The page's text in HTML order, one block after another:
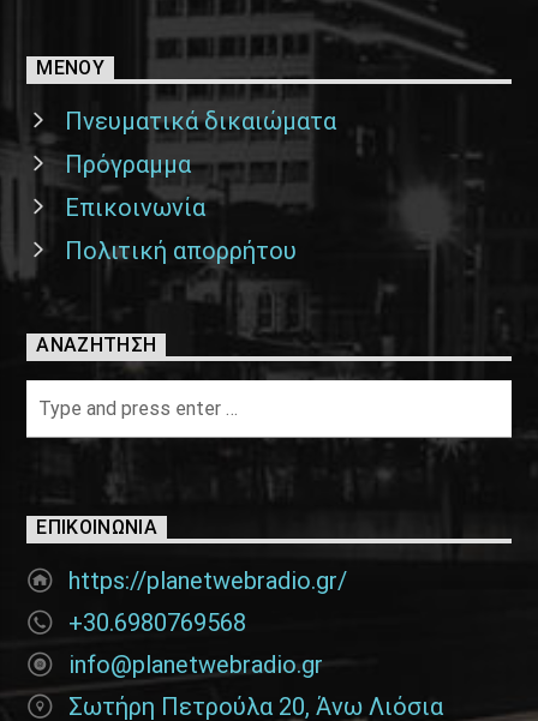
ΜΕΝΟΥ
Πνευματικά δικαιώματα
Πρόγραμμα
Επικοινωνία
Πολιτική απορρήτου
ΑΝΑΖΉΤΗΣΗ
ΕΠΙΚΟΙΝΩΝΊΑ
https://planetwebradio.gr/
+30.6980769568
info@planetwebradio.gr
Σωτήρη Πετρούλα 20, Άνω Λιόσια